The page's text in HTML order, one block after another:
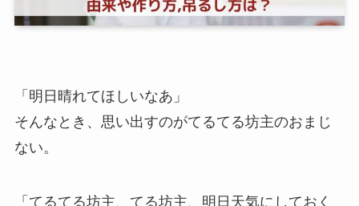
「明日晴れてほしいなあ」
そんなとき、思い出すのがてるてる坊主のおまじ
ない。
「てるてる坊主、てる坊主、明日天気にしておく